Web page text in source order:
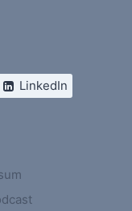
LinkedIn